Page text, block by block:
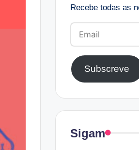
Recebe todas as
Email
Subscreve
Sigam